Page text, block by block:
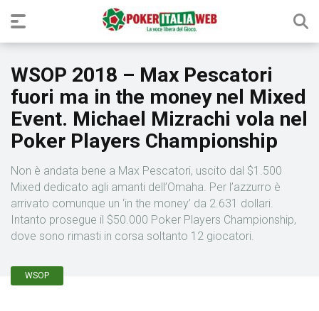
WSOP 2018 – Max Pescatori
fuori ma in the money nel Mixed
Event. Michael Mizrachi vola nel
Poker Players Championship
Non è andata bene a Max Pescatori, uscito dal $1.500
Mixed dedicato agli amanti dell’Omaha. Per l’azzurro è
arrivato comunque un ‘in the money’ da 2.631 dollari.
Intanto prosegue il $50.000 Poker Players Championship,
dove sono rimasti in corsa soltanto 12 giocatori.
WSOP